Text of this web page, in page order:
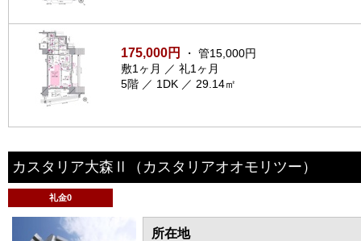
175,000円
・ 管15,000円
敷1ヶ月 ／ 礼1ヶ月
5階 ／ 1DK ／ 29.14㎡
カスタリア大森Ⅱ （カスタリアオオモリツー）
礼金0
所在地